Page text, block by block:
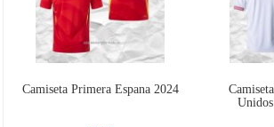
Camiseta Primera Espana 2024